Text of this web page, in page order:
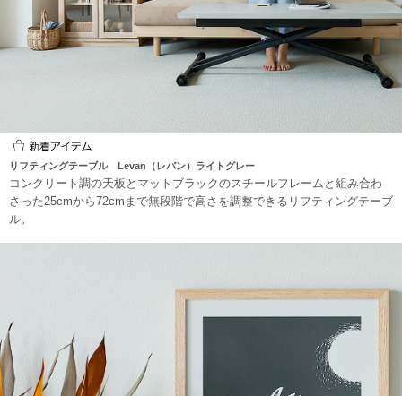
リフティングテーブル Levan（レバン）ライトグレー
コンクリート調の天板とマットブラックのスチールフレームと組み合わ
さった25cmから72cmまで無段階で高さを調整できるリフティングテーブ
ル。